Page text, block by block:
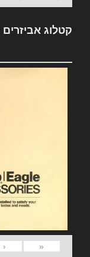
קטלוג אביזרים Jeep 1984
«
‹